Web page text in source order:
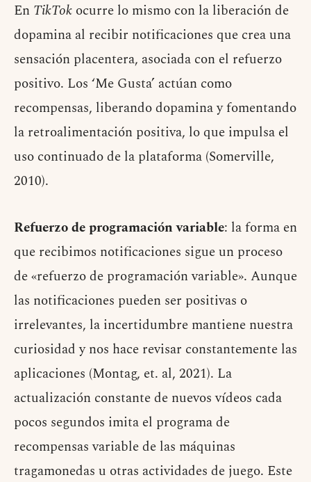
En TikTok ocurre lo mismo con la liberación de
dopamina al recibir notificaciones que crea una
sensación placentera, asociada con el refuerzo
positivo. Los ‘Me Gusta’ actúan como
recompensas, liberando dopamina y fomentando
la retroalimentación positiva, lo que impulsa el
uso continuado de la plataforma (Somerville,
2010).
Refuerzo de programación variable: la forma en
que recibimos notificaciones sigue un proceso
de «refuerzo de programación variable». Aunque
las notificaciones pueden ser positivas o
irrelevantes, la incertidumbre mantiene nuestra
curiosidad y nos hace revisar constantemente las
aplicaciones (Montag, et. al, 2021). La
actualización constante de nuevos vídeos cada
pocos segundos imita el programa de
recompensas variable de las máquinas
tragamonedas u otras actividades de juego. Este